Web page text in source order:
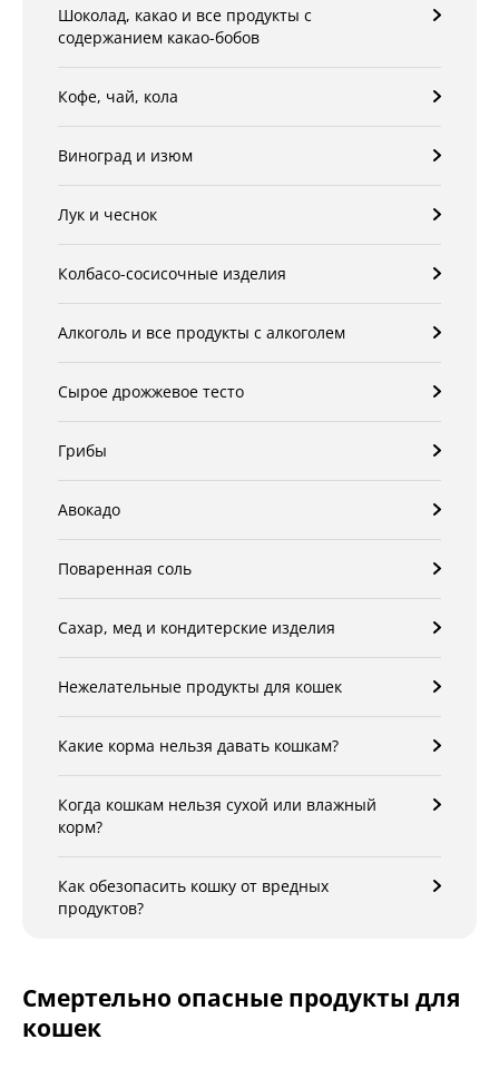
Шоколад, какао и все продукты с
содержанием какао-бобов
Кофе, чай, кола
Виноград и изюм
Лук и чеснок
Колбасо-сосисочные изделия
Алкоголь и все продукты с алкоголем
Сырое дрожжевое тесто
Грибы
Авокадо
Поваренная соль
Сахар, мед и кондитерские изделия
Нежелательные продукты для кошек
Какие корма нельзя давать кошкам?
Когда кошкам нельзя сухой или влажный
корм?
Как обезопасить кошку от вредных
продуктов?
Смертельно опасные продукты для
кошек